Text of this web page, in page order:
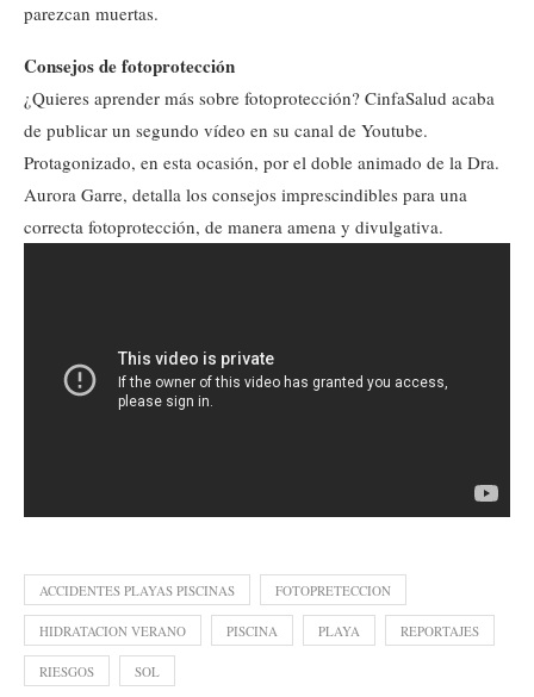
parezcan muertas.
Consejos de fotoprotección
¿Quieres aprender más sobre fotoprotección? CinfaSalud acaba
de publicar un segundo vídeo en su canal de Youtube.
Protagonizado, en esta ocasión, por el doble animado de la Dra.
Aurora Garre, detalla los consejos imprescindibles para una
correcta fotoprotección, de manera amena y divulgativa.
ACCIDENTES PLAYAS PISCINAS FOTOPRETECCION
HIDRATACION VERANO PISCINA PLAYA REPORTAJES
RIESGOS SOL